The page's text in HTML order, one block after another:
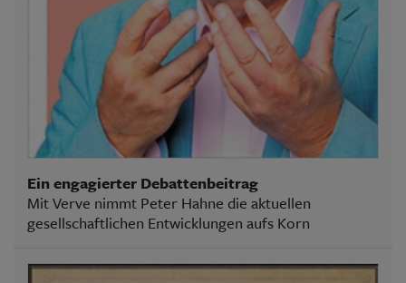
Ein engagierter Debattenbeitrag
Mit Verve nimmt Peter Hahne die aktuellen
gesellschaftlichen Entwicklungen aufs Korn